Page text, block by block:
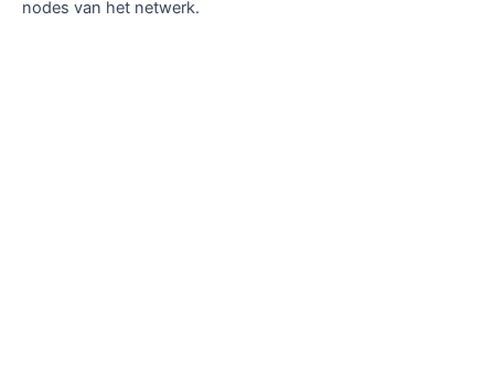
nodes van het netwerk.